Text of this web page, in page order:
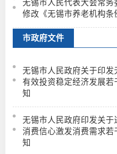
无锡市人民代表大会常务
修改《无锡市养老机构条
市政府文件
无锡市人民政府关于印发
有效投资稳定经济发展若
知
无锡市人民政府印发关于
消费信心激发消费需求若
知